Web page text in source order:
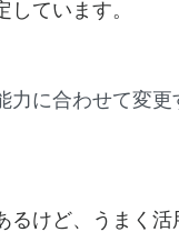
ています。
力に合わせて変
るけど、うまく